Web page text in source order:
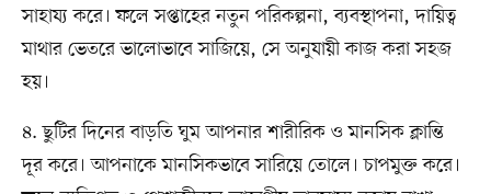
সাহায্য করে। ফলে সপ্তাহের নতুন পরিকল্পনা, ব্যবস্থাপনা, দায়িত্ব
মাথার ভেতরে ভালোভাবে সাজিয়ে, সে অনুযায়ী কাজ করা সহজ
হয়।
৪. ছুটির দিনের বাড়তি ঘুম আপনার শারীরিক ও মানসিক ক্লান্তি
দূর করে। আপনাকে মানসিকভাবে সারিয়ে তোলে। চাপমুক্ত করে।